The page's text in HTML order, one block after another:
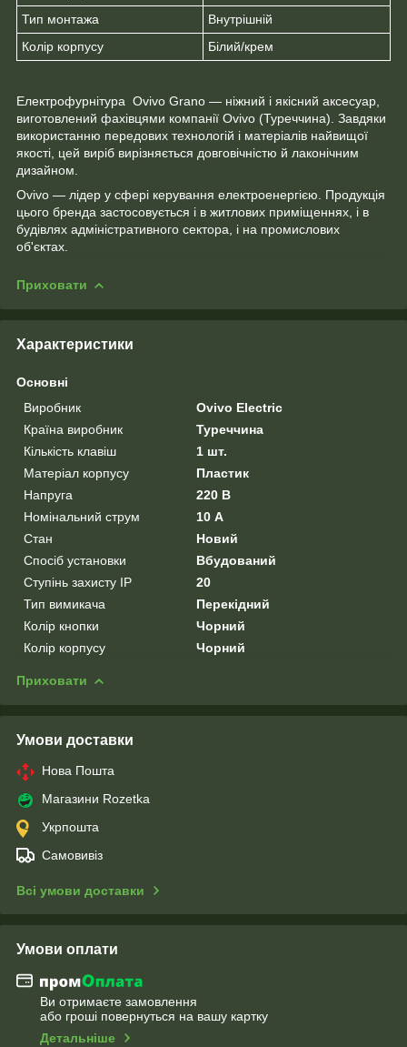
Тип монтажа
Внутрішній
Колір корпусу
Білий/крем
Електрофурнітура Ovivo Grano — ніжний і якісний аксесуар,
виготовлений фахівцями компанії Ovivo (Туреччина). Завдяки
використанню передових технологій і матеріалів найвищої
якості, цей виріб вирізняється довговічністю й лаконічним
дизайном.
Ovivo — лідер у сфері керування електроенергією. Продукція
цього бренда застосовується і в житлових приміщеннях, і в
будівлях адміністративного сектора, і на промислових
об'єктах.
Приховати
Характеристики
Основні
Виробник
Ovivo Electric
Країна виробник
Туреччина
Кількість клавіш
1 шт.
Матеріал корпусу
Пластик
Напруга
220 В
Номінальний струм
10 А
Стан
Новий
Спосіб установки
Вбудований
Ступінь захисту IP
20
Тип вимикача
Перекідний
Колір кнопки
Чорний
Колір корпусу
Чорний
Приховати
Умови доставки
Нова Пошта
Магазини Rozetka
Укрпошта
Самовивіз
Всі умови доставки
Умови оплати
Ви отримаєте замовлення
або гроші повернуться на вашу картку
Детальніше